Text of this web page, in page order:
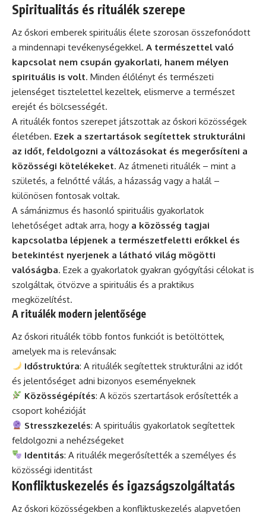
Spiritualitás és rituálék szerepe
Az őskori emberek spirituális élete szorosan összefonódott
a mindennapi tevékenységekkel. A természettel való
kapcsolat nem csupán gyakorlati, hanem mélyen
spirituális is volt. Minden élőlényt és természeti
jelenséget tisztelettel kezeltek, elismerve a természet
erejét és bölcsességét.
A rituálék fontos szerepet játszottak az őskori közösségek
életében. Ezek a szertartások segítettek strukturálni
az időt, feldolgozni a változásokat és megerősíteni a
közösségi kötelékeket. Az átmeneti rituálék – mint a
születés, a felnőtté válás, a házasság vagy a halál –
különösen fontosak voltak.
A sámánizmus és hasonló spirituális gyakorlatok
lehetőséget adtak arra, hogy a közösség tagjai
kapcsolatba lépjenek a természetfeletti erőkkel és
betekintést nyerjenek a látható világ mögötti
valóságba. Ezek a gyakorlatok gyakran gyógyítási célokat is
szolgáltak, ötvözve a spirituális és a praktikus
megközelítést.
A rituálék modern jelentősége
Az őskori rituálék több fontos funkciót is betöltöttek,
amelyek ma is relevánsak:
Időstruktúra: A rituálék segítettek strukturálni az időt
és jelentőséget adni bizonyos eseményeknek
Közösségépítés: A közös szertartások erősítették a
csoport kohézióját
Stresszkezelés: A spirituális gyakorlatok segítettek
feldolgozni a nehézségeket
Identitás: A rituálék megerősítették a személyes és
közösségi identitást
Konfliktuskezelés és igazságszolgáltatás
Az őskori közösségekben a konfliktuskezelés alapvetően